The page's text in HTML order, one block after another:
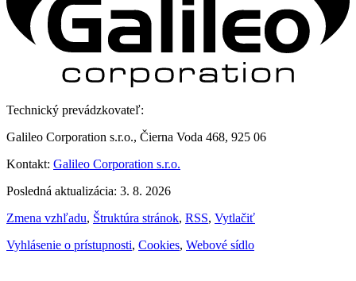
Technický prevádzkovateľ:
Galileo Corporation s.r.o., Čierna Voda 468, 925 06
Kontakt: Galileo Corporation s.r.o.
Posledná aktualizácia: 3. 8. 2026
Zmena vzhľadu, Štruktúra stránok, RSS, Vytlačiť
Vyhlásenie o prístupnosti, Cookies, Webové sídlo